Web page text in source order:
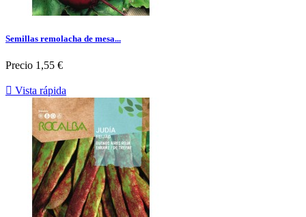
Semillas remolacha de mesa...
Precio 1,55 €
 Vista rápida